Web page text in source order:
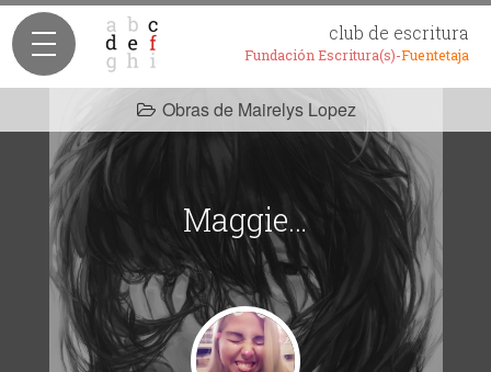
club de escritura
Fundación Escritura(s)-Fuentetaja
Obras de Mairelys Lopez
Maggie…